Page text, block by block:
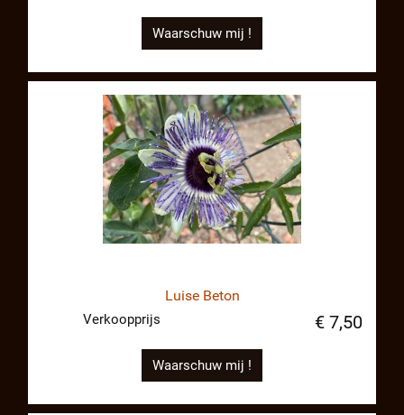
Waarschuw mij !
Luise Beton
Verkoopprijs € 7,50
Waarschuw mij !